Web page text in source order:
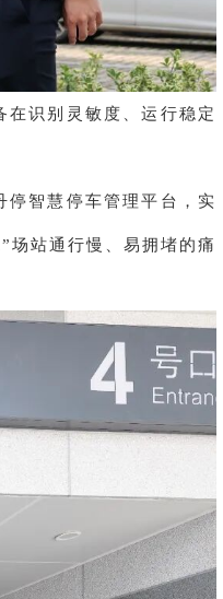
在识别灵敏度、运行稳定
停智慧停车管理平台，实
场站通行慢、易拥堵的痛